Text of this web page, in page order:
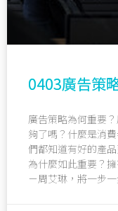
0403廣告策
廣告策略為何重要
夠了嗎？什麼是消
們都知道有好的產
為什麼如此重要？
－周艾琳，將一步